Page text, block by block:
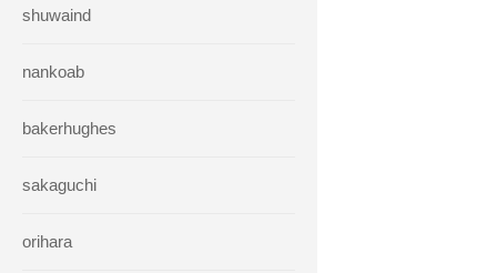
shuwaind
nankoab
bakerhughes
sakaguchi
orihara